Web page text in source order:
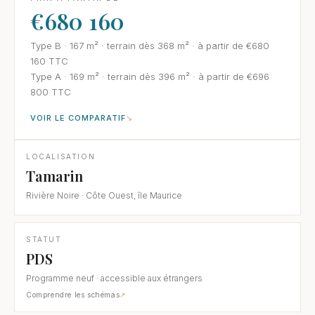
€680 160
Type B · 167 m² · terrain dès 368 m² · à partir de €680
160 TTC
Type A · 169 m² · terrain dès 396 m² · à partir de €696
800 TTC
VOIR LE COMPARATIF
LOCALISATION
Tamarin
Rivière Noire · Côte Ouest, île Maurice
STATUT
PDS
Programme neuf · accessible aux étrangers
Comprendre les schémas